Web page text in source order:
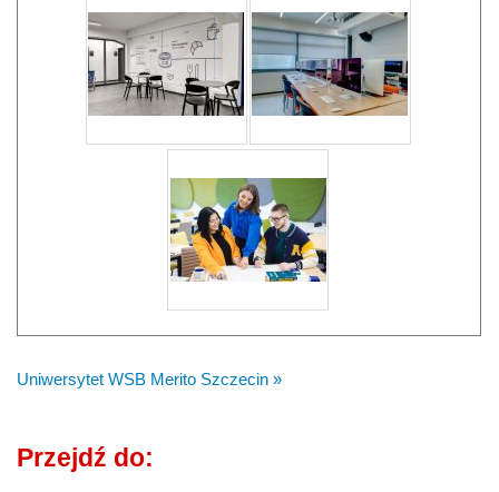
Uniwersytet WSB Merito Szczecin »
Przejdź do: